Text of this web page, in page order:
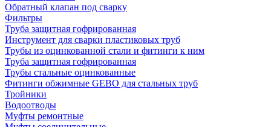
Обратный клапан под сварку
Фильтры
Труба защитная гофрированная
Инструмент для сварки пластиковых труб
Трубы из оцинкованной стали и фитинги к ним
Труба защитная гофрированная
Трубы стальные оцинкованные
Фитинги обжимные GEBO для стальных труб
Тройники
Водоотводы
Муфты ремонтные